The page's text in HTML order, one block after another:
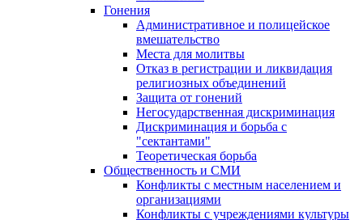
Гонения
Административное и полицейское
вмешательство
Места для молитвы
Отказ в регистрации и ликвидация
религиозных объединений
Защита от гонений
Негосударственная дискриминация
Дискриминация и борьба с
"сектантами"
Теоретическая борьба
Общественность и СМИ
Конфликты с местным населением и
организациями
Конфликты с учреждениями культуры